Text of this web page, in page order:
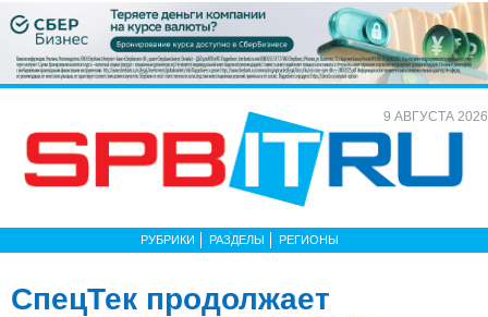
9 АВГУСТА 2026
РУБРИКИ РАЗДЕЛЫ РЕГИОНЫ
СпецТек продолжает